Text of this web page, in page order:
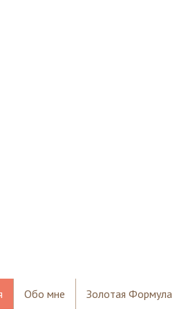
Обо мне Золотая Формула